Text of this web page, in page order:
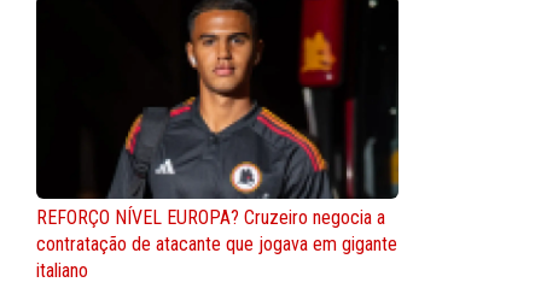
REFORÇO NÍVEL EUROPA? Cruzeiro negocia a
contratação de atacante que jogava em gigante
italiano